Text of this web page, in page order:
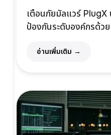
เตือนภัยมัลแวร์
ป้องกันระดับองค์กรด้ว
อ่านเพิ่มเติม →